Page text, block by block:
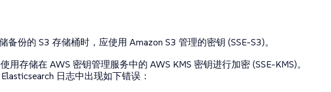
备份的 S3 存储桶时，应使用 Amazon S3 管理的密钥 (SSE-S3)。
用存储在 AWS 密钥管理服务中的 AWS KMS 密钥进行加密 (SSE-KMS)。
日志中出现如下错误：